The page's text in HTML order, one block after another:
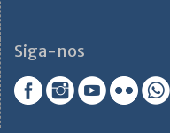
Siga-nos